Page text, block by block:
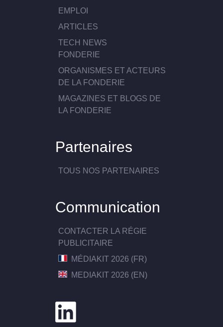
EMPLOI
ARTICLES
TECH NEWS
FONDERIE
ORGANISMES ET ACTEURS
DE LA FONDERIE
MAGAZINES ET BLOGS DE
LA FONDERIE
Partenaires
TOUS NOS PARTENAIRES
Communication
CONTACTER LA RÉGIE
PUBLICITAIRE
MÉDIAKIT 2026 (FR)
MEDIAKIT 2026 (EN)